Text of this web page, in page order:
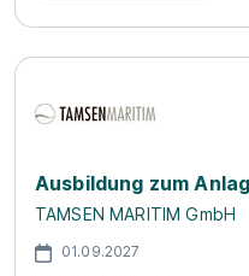
Ausbildung zum
TAMSEN MARITIM GmbH
01.09.2027